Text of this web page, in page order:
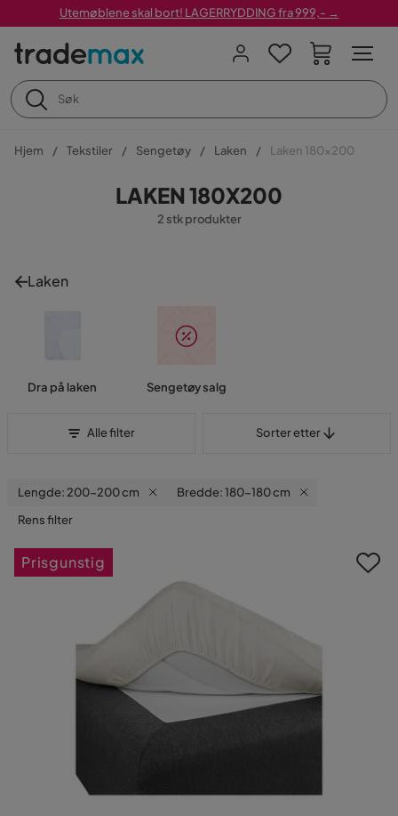
Utemøblene skal bort! LAGERRYDDING fra 999,- →
Hjem Tekstiler Sengetøy Laken Laken 180x200
LAKEN 180X200
2 stk produkter
Laken
Dra på laken Sengetøy salg
Alle filter Sorter etter
Lengde: 200-200 cm
Bredde: 180-180 cm
Rens filter
Prisgunstig